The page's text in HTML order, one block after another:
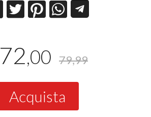
72,00 79,99
Acquista